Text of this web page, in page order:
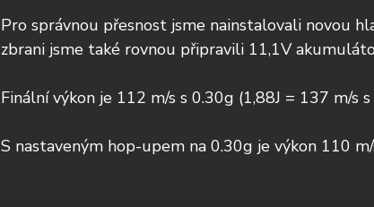
Pro správnou přesnost jsme nainstalovali novou
zbrani jsme také rovnou připravili 11,1V
Finální výkon je 112 m/s s 0.30g (1,88J = 137 m/s
S nastaveným hop-upem na 0.30g je výkon 110